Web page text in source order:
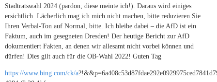
Stadtratswahl 2024 (pardon; diese meinte ich!). Daraus wird einiges
ersichtlich. Lächerlich mag ich mich nicht machen, bitte reduzieren Sie
Ihren Verbal-Ton auf Normal, bitte. Ich bleibe dabei – die AfD ist ein
Faktum, auch im gesegneten Dresden! Der heutige Bericht zur AfD
dokumentiert Fakten, an denen wir allesamt nicht vorbei können und
dürfen! Dies gilt auch für die OB-Wahl 2022! Guten Tag
https://www.bing.com/ck/a